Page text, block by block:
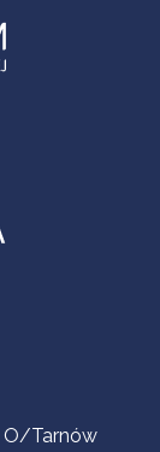
O/Tarnów